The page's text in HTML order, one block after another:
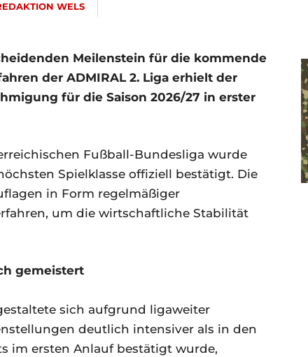
WELS
Meilenstein für die kommende
der ADMIRAL 2. Liga erhielt der
für die Saison 2026/27 in erster
Fußball-Bundesliga wurde
Spielklasse offiziell bestätigt. Die
in Form regelmäßiger
um die wirtschaftliche Stabilität
gemeistert
sich aufgrund ligaweiter
deutlich intensiver als in den
im ersten Anlauf bestätigt wurde,